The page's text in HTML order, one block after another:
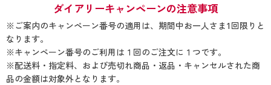
ダイアリーキャンペーンの注意事項
※ご案内のキャンペーン番号の適用は、期間中お一人さま1回限りと
なります。
※キャンペーン番号のご利用は１回のご注文に１つです。
※配送料・指定料、および売切れ商品・返品・キャンセルされた商
品の金額は対象外となります。